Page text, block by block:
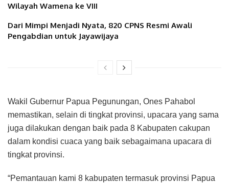
Wilayah Wamena ke VIII
Dari Mimpi Menjadi Nyata, 820 CPNS Resmi Awali
Pengabdian untuk Jayawijaya
Wakil Gubernur Papua Pegunungan, Ones Pahabol
memastikan, selain di tingkat provinsi, upacara yang sama
juga dilakukan dengan baik pada 8 Kabupaten cakupan
dalam kondisi cuaca yang baik sebagaimana upacara di
tingkat provinsi.
“Pemantauan kami 8 kabupaten termasuk provinsi Papua